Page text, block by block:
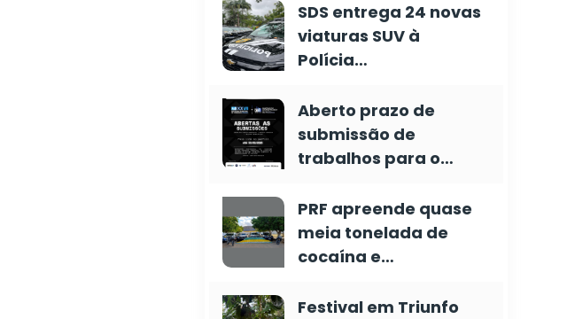
SDS entrega 24 novas
viaturas SUV à
Polícia…
Aberto prazo de
submissão de
trabalhos para o…
PRF apreende quase
meia tonelada de
cocaína e…
Festival em Triunfo